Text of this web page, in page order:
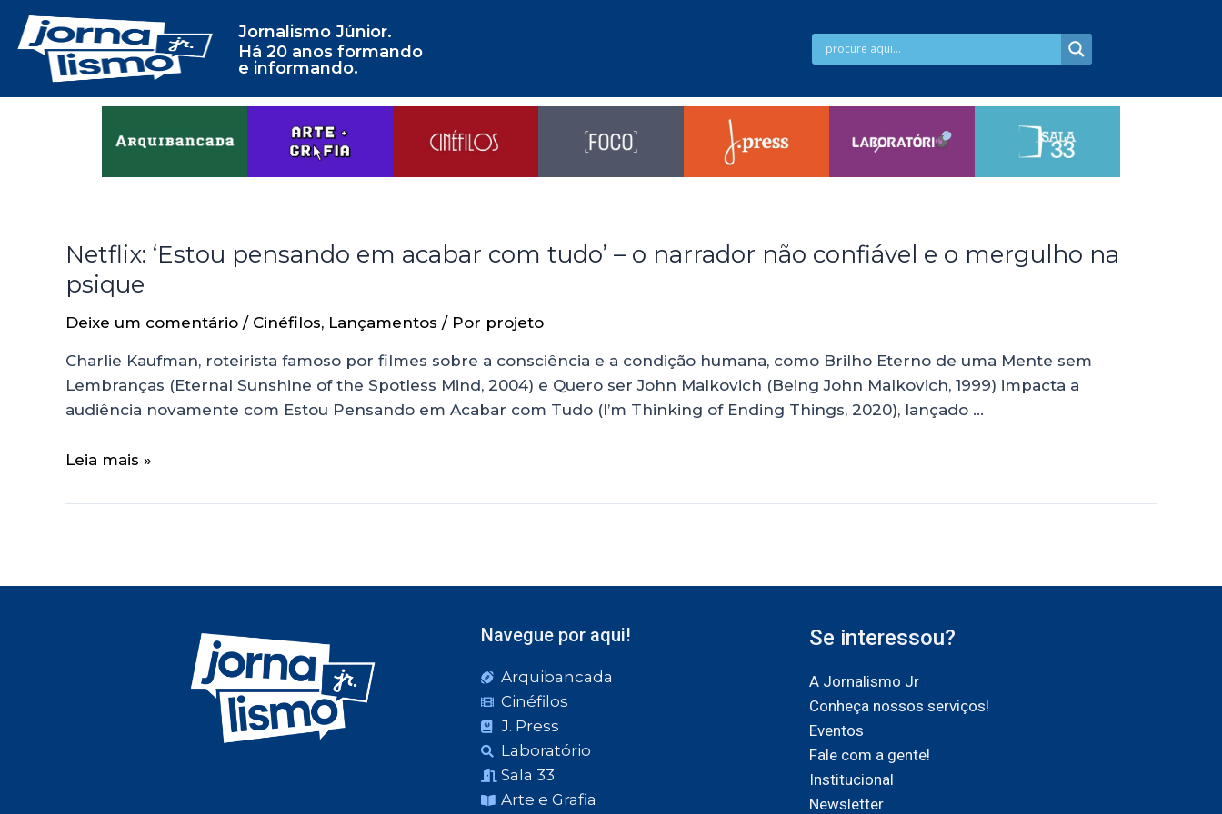
Jornalismo Júnior.
Há 20 anos formando
e informando.
Netflix: ‘Estou pensando em acabar com tudo’ – o narrador não confiável e o mergulho na
psique
Deixe um comentário / Cinéfilos, Lançamentos / Por projeto
Charlie Kaufman, roteirista famoso por filmes sobre a consciência e a condição humana, como Brilho Eterno de uma Mente sem
Lembranças (Eternal Sunshine of the Spotless Mind, 2004) e Quero ser John Malkovich (Being John Malkovich, 1999) impacta a
audiência novamente com Estou Pensando em Acabar com Tudo (I’m Thinking of Ending Things, 2020), lançado …
Leia mais »
Navegue por aqui!
Arquibancada
Cinéfilos
J. Press
Laboratório
Sala 33
Arte e Grafia
Se interessou?
A Jornalismo Jr
Conheça nossos serviços!
Eventos
Fale com a gente!
Institucional
Newsletter